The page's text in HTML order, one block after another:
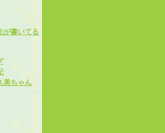
書いてる
美ちゃん